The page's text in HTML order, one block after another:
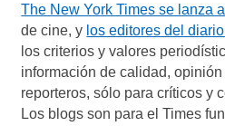
The New York Times se lanza
de cine, y los editores del
los criterios y valores
información de calidad,
reporteros, sólo para críticos y
Los blogs son para el Times